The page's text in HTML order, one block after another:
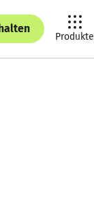
Produkte